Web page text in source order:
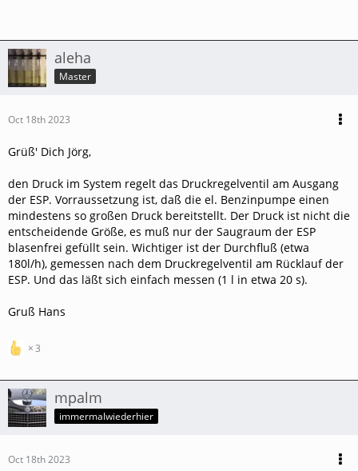
aleha
Master
Oct 18th 2023
Grüß' Dich Jörg,
den Druck im System regelt das Druckregelventil am Ausgang
der ESP. Vorraussetzung ist, daß die el. Benzinpumpe einen
mindestens so großen Druck bereitstellt. Der Druck ist nicht die
entscheidende Größe, es muß nur der Saugraum der ESP
blasenfrei gefüllt sein. Wichtiger ist der Durchfluß (etwa
180l/h), gemessen nach dem Druckregelventil am Rücklauf der
ESP. Und das läßt sich einfach messen (1 l in etwa 20 s).
Gruß Hans
3
mpalm
immermalwiederhier
Oct 18th 2023